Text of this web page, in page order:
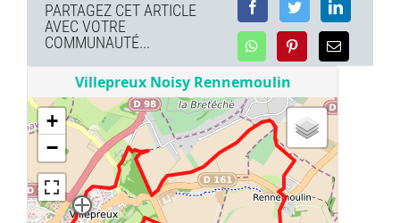
PARTAGEZ CET ARTICLE
AVEC VOTRE
COMMUNAUTÉ...